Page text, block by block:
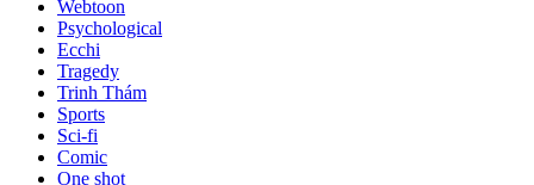
Webtoon
Psychological
Ecchi
Tragedy
Trinh Thám
Sports
Sci-fi
Comic
One shot